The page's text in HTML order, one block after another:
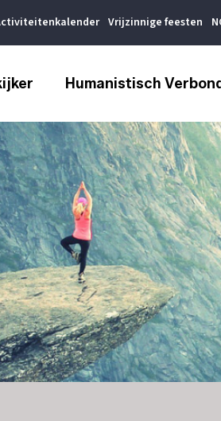
Vrijzinnige feesten
Humanistisch Verbond